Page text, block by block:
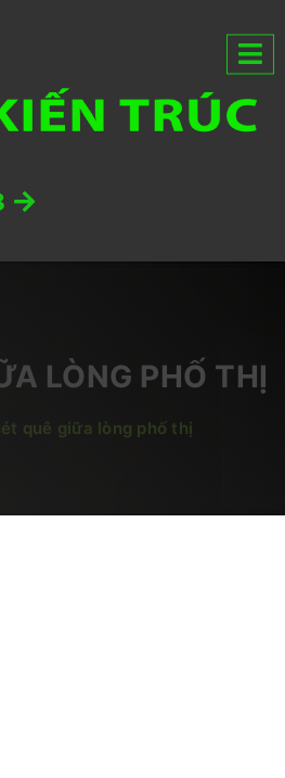
LÒNG PHỐ THỊ
quê giữa lòng phố thị